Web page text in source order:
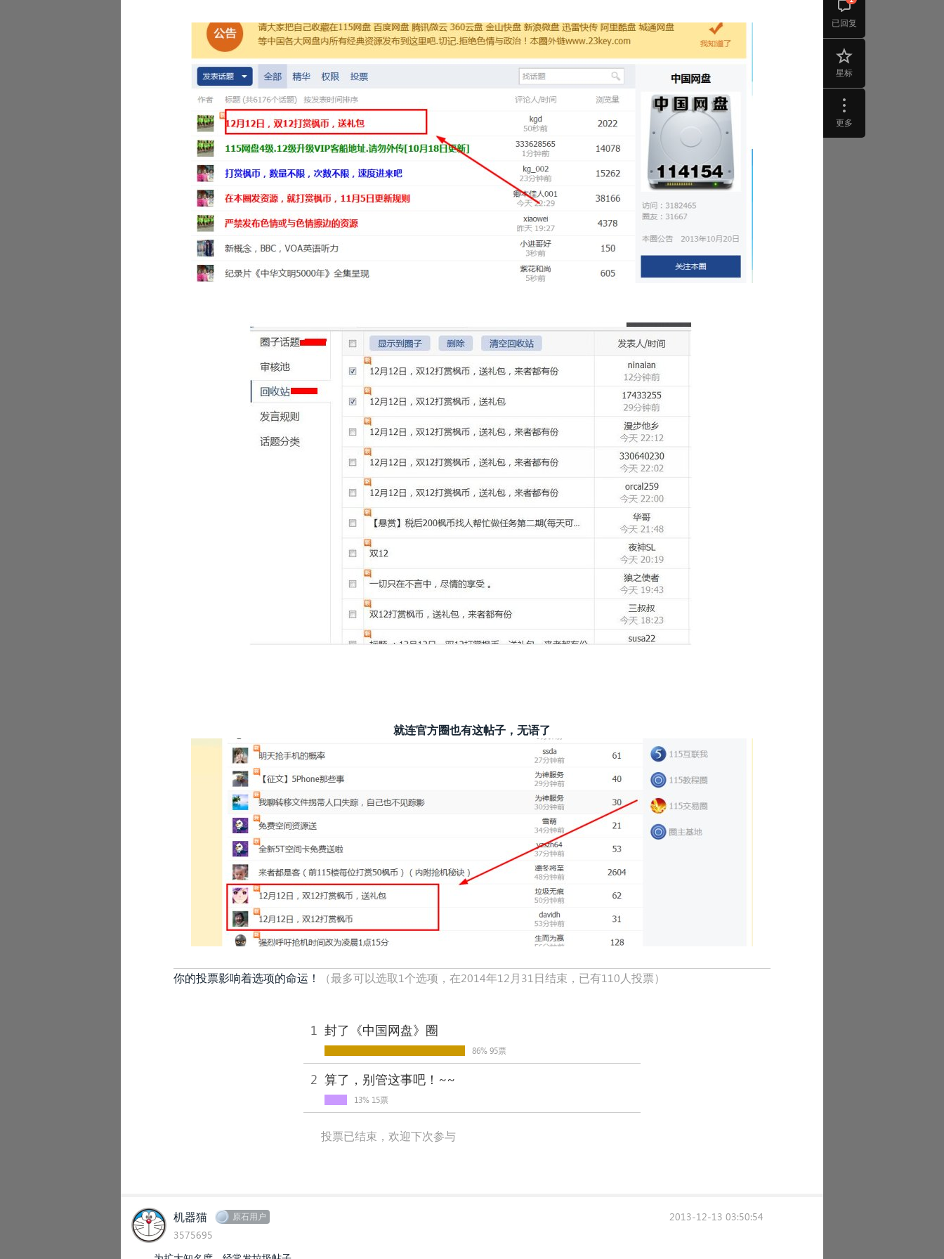
已回复
星标
更多
就连官方圈也有这帖子，无语了
你的投票影响着选项的命运！ （最多可以选取1个选项，在2014年12月31日结束，已有110人投票）
1 封了《中国网盘》圈
86% 95票
2 算了，别管这事吧！~~
13% 15票
投票已结束，欢迎下次参与
机器猫 原石用户
3575695
2013-12-13 03:50:54